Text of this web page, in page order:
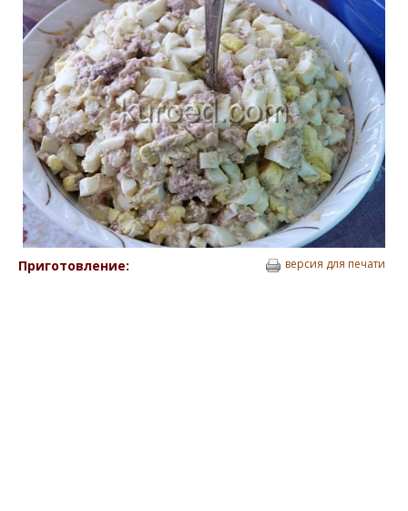
Приготовление: версия для печати